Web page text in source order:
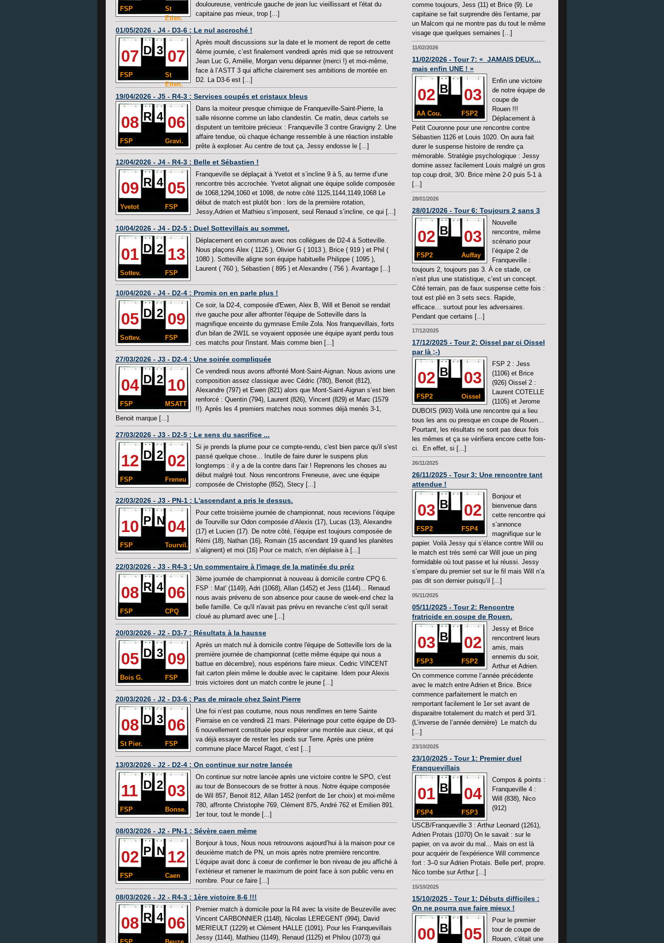
FSP
St
Etien.
douloureuse, ventricule gauche de jean luc vieillissant et l'état du
capitaine pas mieux, trop [...]
01/05/2026 - J4 - D3-6 : Le nul accroché !
D 3
07 07
FSP
St
Etien.
Après moult discussions sur la date et le moment de report de cette
4ème journée, c’est finalement vendredi après midi que se retrouvent
Jean Luc G, Amélie, Morgan venu dépanner (merci !) et moi-même,
face à l’ASTT 3 qui affiche clairement ses ambitions de montée en
D2. La D3-6 est [...]
19/04/2026 - J5 - R4-3 : Services coupés et cristaux bleus
R 4
08 06
FSP Gravi.
Dans la moiteur presque chimique de Franqueville-Saint-Pierre, la
salle résonne comme un labo clandestin. Ce matin, deux cartels se
disputent un territoire précieux : Franqueville 3 contre Gravigny 2. Une
affaire tendue, où chaque échange ressemble à une réaction instable
prête à exploser. Au centre de tout ça, Jessy endosse le [...]
12/04/2026 - J4 - R4-3 : Belle et Sébastien !
R 4
09 05
Yvetot FSP
Franqueville se déplaçait à Yvetot et s’incline 9 à 5, au terme d’une
rencontre très accrochée. Yvetot alignait une équipe solide composée
de 1068,1294,1060 et 1098, de notre côté 1125,1144,1149,1068 Le
début de match est plutôt bon : lors de la première rotation,
Jessy,Adrien et Mathieu s’imposent, seul Renaud s’incline, ce qui [...]
10/04/2026 - J4 - D2-5 : Duel Sottevillais au sommet.
D 2
01 13
Sottev. FSP
Déplacement en commun avec nos collègues de D2-4 à Sotteville.
Nous plaçons Alex ( 1126 ), Olivier G ( 1013 ), Brice ( 919 ) et Phil (
1080 ). Sotteville aligne son équipe habituelle Philippe ( 1095 ),
Laurent ( 760 ), Sébastien ( 895 ) et Alexandre ( 756 ). Avantage [...]
10/04/2026 - J4 - D2-4 : Promis on en parle plus !
D 2
05 09
Sottev. FSP
Ce soir, la D2-4, composée d'Ewen, Alex B, Will et Benoit se rendait
rive gauche pour aller affronter l'équipe de Sotteville dans la
magnifique enceinte du gymnase Emile Zola. Nos franquevillais, forts
d'un bilan de 2W1L se voyaient opposée une équipe ayant perdu tous
ces matchs pour l'instant. Mais comme bien [...]
27/03/2026 - J3 - D2-4 : Une soirée compliquée
D 2
04 10
FSP MSATT
Ce vendredi nous avons affronté Mont-Saint-Aignan. Nous avions une
composition assez classique avec Cédric (780), Benoit (812),
Alexandre (797) et Ewen (821) alors que Mont-Saint-Aignan s’est bien
renforcé : Quentin (794), Laurent (826), Vincent (829) et Marc (1579
!!). Après les 4 premiers matches nous sommes déjà menés 3-1,
Benoit marque [...]
27/03/2026 - J3 - D2-5 : Le sens du sacrifice ...
D 2
12 02
FSP Freneu
Si je prends la plume pour ce compte-rendu, c'est bien parce qu'il s'est
passé quelque chose... Inutile de faire durer le suspens plus
longtemps : il y a de la contre dans l'air ! Reprenons les choses au
début malgré tout. Nous rencontrons Freneuse, avec une équipe
composée de Christophe (852), Stecy [...]
22/03/2026 - J3 - PN-1 : L'ascendant a pris le dessus.
P N
10 04
FSP Tourvil.
Pour cette troisième journée de championnat, nous recevions l’équipe
de Tourville sur Odon composée d’Alexis (17), Lucas (13), Alexandre
(17) et Lucien (17). De notre côté, l’équipe est toujours composée de
Rémi (18), Nathan (16), Romain (15 ascendant 19 quand les planètes
s’alignent) et moi (16) Pour ce match, n’en déplaise à [...]
22/03/2026 - J3 - R4-3 : Un commentaire à l'image de la matinée du préz
R 4
08 06
FSP CPQ
3ème journée de championnat à nouveau à domicile contre CPQ 6.
FSP : Mat' (1149), Adri (1068), Allan (1452) et Jess (1144)... Renaud
nous avais prévenu de son absence pour cause de week-end chez la
belle famille. Ce qu'il n'avait pas prévu en revanche c'est qu'il serait
cloué au plumard avec une [...]
20/03/2026 - J2 - D3-7 : Résultats à la hausse
D 3
05 09
Bois G. FSP
Après un match nul à domicile contre l'équipe de Sotteville lors de la
première journée de championnat (cette même équipe qui nous a
battue en décembre), nous espérions faire mieux. Cedric VINCENT
fait carton plein même le double avec le capitaine. Idem pour Alexis
trois victoires dont un match contre le jeune [...]
20/03/2026 - J2 - D3-6 : Pas de miracle chez Saint Pierre
D 3
08 06
St Pier. FSP
Une foi n’est pas coutume, nous nous rendîmes en terre Sainte
Pierraise en ce vendredi 21 mars. Pèlerinage pour cette équipe de D3-
6 nouvellement constituée pour espérer une montée aux cieux, et qui
va déjà essayer de rester les pieds sur Terre. Après une prière
commune place Marcel Ragot, c’est [...]
13/03/2026 - J2 - D2-4 : On continue sur notre lancée
D 2
11 03
FSP Bonse.
On continue sur notre lancée après une victoire contre le SPO, c'est
au tour de Bonsecours de se frotter à nous. Notre équipe composée
de Wil 857, Benoit 812, Allan 1452 (renfort de 1er choix) et moi-même
780, affronte Christophe 769, Clément 875, André 762 et Emilien 891.
1er tour, tout le monde [...]
08/03/2026 - J2 - PN-1 : Sévère caen même
P N
02 12
FSP Caen
Bonjour à tous, Nous nous retrouvons aujourd’hui à la maison pour ce
deuxième match de PN, un mois après notre première rencontre.
L’équipe avait donc à coeur de confirmer le bon niveau de jeu affiché à
l’extérieur et ramener le maximum de point face à son public venu en
nombre. Pour ce faire [...]
08/03/2026 - J2 - R4-3 : 1ère victoire 8-6 !!!
R 4
08 06
Premier match à domicile pour la R4 avec la visite de Beuzeville avec
Vincent CARBONNIER (1148), Nicolas LEREGENT (994), David
MERIEULT (1229) et Clément HALLE (1091). Pour les Franquevillais
Jessy (1144), Mathieu (1149), Renaud (1125) et Philou (1073) qui
comme toujours, Jess (11) et Brice (9). Le
capitaine se fait surprendre dès l'entame, par
un Malcom qui ne montre pas du tout le même
visage que quelques semaines [...]
11/02/2026
11/02/2026 - Tour 7: « JAMAIS DEUX…
mais enfin UNE ! »
B
02 03
AA Cou. FSP2
Enfin une victoire
de notre équipe de
coupe de
Rouen !!!
Déplacement à
Petit Couronne pour une rencontre contre
Sébastien 1126 et Louis 1020. On aura fait
durer le suspense histoire de rendre ça
mémorable. Stratégie psychologique : Jessy
domine assez facilement Louis malgré un gros
top coup droit, 3/0. Brice mène 2-0 puis 5-1 à
[...]
28/01/2026
28/01/2026 - Tour 6: Toujours 2 sans 3
B
02 03
FSP2 Auffay
Nouvelle
rencontre, même
scénario pour
l’équipe 2 de
Franqueville :
toujours 2, toujours pas 3. À ce stade, ce
n’est plus une statistique, c’est un concept.
Côté terrain, pas de faux suspense cette fois :
tout est plié en 3 sets secs. Rapide,
efficace… surtout pour les adversaires.
Pendant que certains [...]
17/12/2025
17/12/2025 - Tour 2: Oissel par ci Oissel
par là ;-)
B
02 03
FSP2 Oissel
FSP 2 : Jess
(1106) et Brice
(926) Oissel 2 :
Laurent COTELLE
(1105) et Jerome
DUBOIS (993) Voilà une rencontre qui a lieu
tous les ans ou presque en coupe de Rouen...
Pourtant, les résultats ne sont pas deux fois
les mêmes et ça se vérifiera encore cette fois-
ci. En effet, si [...]
26/11/2025
26/11/2025 - Tour 3: Une rencontre tant
attendue !
B
03 02
FSP2 FSP4
Bonjour et
bienvenue dans
cette rencontre qui
s’annonce
magnifique sur le
papier. Voilà Jessy qui s’élance contre Will ou
le match est très serré car Will joue un ping
formidable où tout passe et lui réussi. Jessy
s’empare du premier set sur le fil mais Will n’a
pas dit son dernier puisqu’il [...]
05/11/2025
05/11/2025 - Tour 2: Rencontre
fratricide en coupe de Rouen.
B
03 02
FSP3 FSP2
Jessy et Brice
rencontrent leurs
amis, mais
ennemis du soir,
Arthur et Adrien.
On commence comme l’année précédente
avec le match entre Adrien et Brice. Brice
commence parfaitement le match en
remportant facilement le 1er set avant de
disparaitre totalement du match et perd 3/1.
(L’inverse de l’année dernière) Le match du
[...]
23/10/2025
23/10/2025 - Tour 1: Premier duel
Franquevillais
B
01 04
FSP4 FSP3
Compos & points :
Franqueville 4 :
Will (838), Nico
(912)
USCB/Franqueville 3 : Arthur Leonard (1261),
Adrien Protais (1070) On le savait : sur le
papier, on va avoir du mal... Mais on est là
pour acquérir de l'expérience Will commence
fort : 3–0 sur Adrien Protais. Belle perf, propre.
Nico tombe sur Arthur [...]
15/10/2025
15/10/2025 - Tour 1: Débuts difficiles :
On ne pourra que faire mieux !
B
00 05
Pour le premier
tour de coupe de
Rouen, c'était une